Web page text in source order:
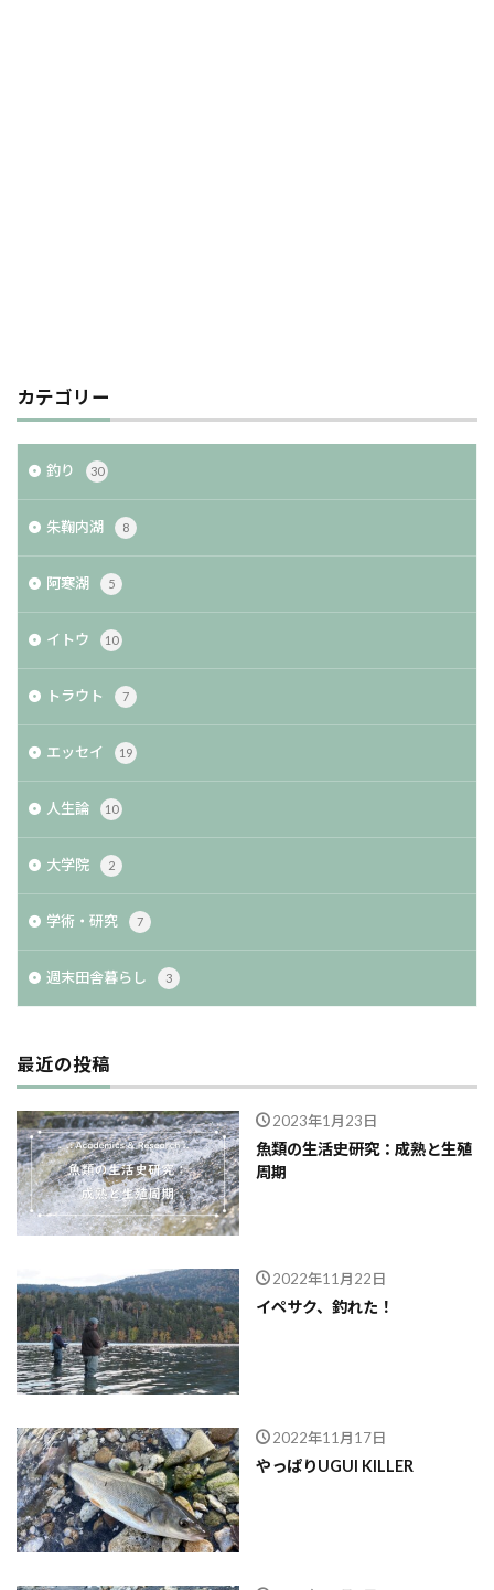
カテゴリー
釣り 30
朱鞠内湖 8
阿寒湖 5
イトウ 10
トラウト 7
エッセイ 19
人生論 10
大学院 2
学術・研究 7
週末田舎暮らし 3
最近の投稿
2023年1月23日
魚類の生活史研究：成熟と生殖
周期
2022年11月22日
イペサク、釣れた！
2022年11月17日
やっぱりUGUI KILLER